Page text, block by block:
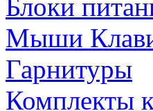
Блоки
Мыши
Гарнитуры
Комплекты